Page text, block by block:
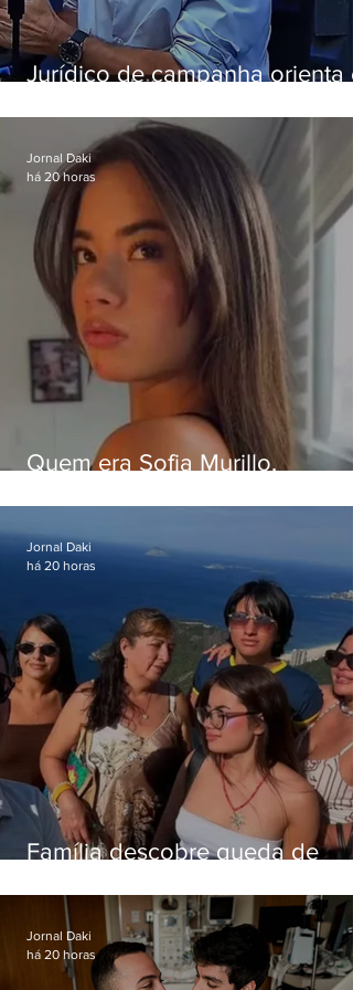
Jurídico de campanha orienta e
da Band
Quem era Sofia Murillo,
em queda de helicóptero no
Jornal Daki
há 20 horas
Família descobre queda de
enquanto aguardava segundo
voo
Jornal Daki
há 20 horas
Jornal Daki
há 20 horas